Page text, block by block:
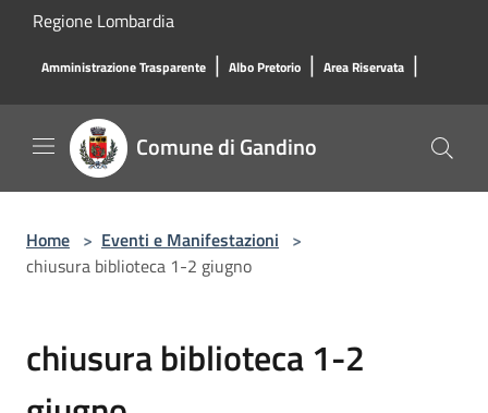
Salta al contenuto principale
Regione Lombardia
Amministrazione Trasparente | Albo Pretorio | Area Riservata |
Comune di Gandino
Home > Eventi e Manifestazioni >
chiusura biblioteca 1-2 giugno
chiusura biblioteca 1-2